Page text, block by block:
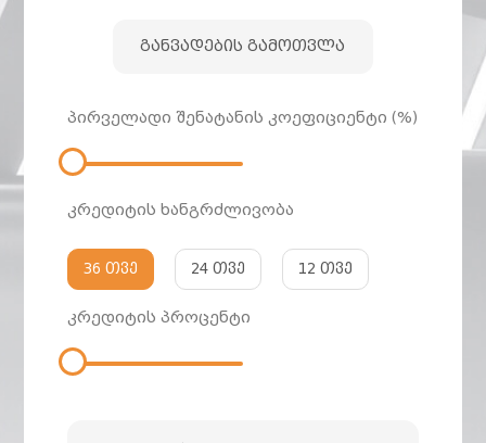
განვადების გამოთვლა
პირველადი შენატანის კოეფიციენტი (%)
კრედიტის ხანგრძლივობა
36 თვე 24 თვე 12 თვე
კრედიტის პროცენტი